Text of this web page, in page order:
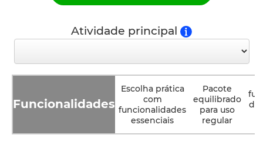
Atividade principal
Funcionalidades
Escolha prática
com
funcionalidades
essenciais
Pacote
equilibrado
para uso
regular